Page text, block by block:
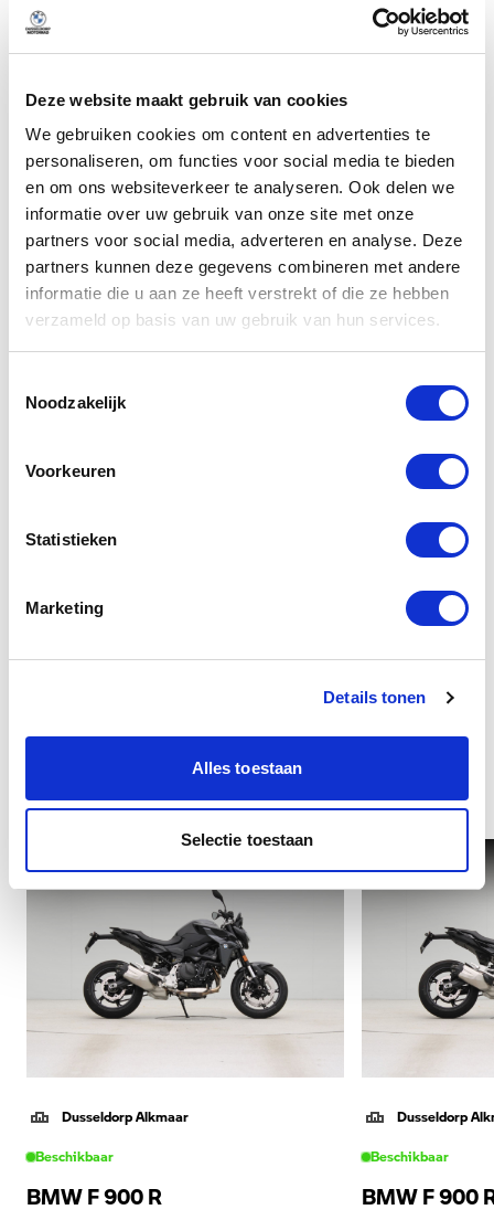
Deze website maakt gebruik van cookies
We gebruiken cookies om content en advertenties te
personaliseren, om functies voor social media te bieden
en om ons websiteverkeer te analyseren. Ook delen we
informatie over uw gebruik van onze site met onze
partners voor social media, adverteren en analyse. Deze
partners kunnen deze gegevens combineren met andere
informatie die u aan ze heeft verstrekt of die ze hebben
verzameld op basis van uw gebruik van hun services.
Noodzakelijk
Voorkeuren
Statistieken
Marketing
Details tonen
Alles toestaan
Selectie toestaan
Handgeschakeld
Transmissie
Omschrijving
Meer weergeven
Alle opties
Interessant voor u
Dusseldorp Alkmaar
Beschikbaar
BMW F 900 R
Dusseldorp
Beschikbaar
BMW F 900